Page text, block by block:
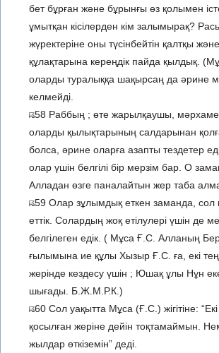
бет бұрған және бұрынғы өз қолымен
ұмытқан кісілерден кім залымырақ?
жүректеріне оны түсінбейтін қалтқы
құлақтарына кереңдік пайда қылдық.
оларды туралыққа шақырсаң да әрине
келмейді.
58 Раббың ; өте жарылқаушы,
оларды қылықтарының салдарынан
болса, әрине оларға азапты тездетер
олар үшін белгілі бір мерзім бар. О
Алладан өзге паналайтын жер таба
59 Олар зұлымдық еткен заманда, сол
еттік. Солардың жоқ етілулері үшін де
белгілеген едік. ( Мұса Ғ.С. Алланың
ғылымына ие құлы Хызыр Ғ.С. ға, екі
жерінде кездесу үшін ; Юшақ ұлы Нұн
шығады. Б.Ж.М.Р.К.)
60 Сол уақытта Мұса (Ғ.С.) жігітіне: “Екі
қосылған жеріне дейін тоқтамаймын.
жылдар өткіземін” деді.